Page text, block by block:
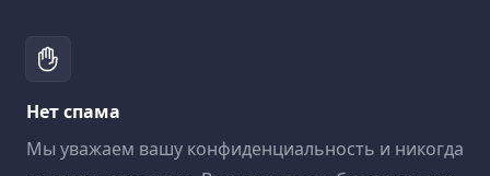
Нет спама
Мы уважаем вашу конфиденциальность и никогда